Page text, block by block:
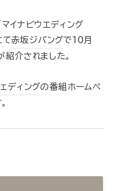
イナビウエディング
て赤坂ジパングで10月
介されました。
ディングの番組ホームペ